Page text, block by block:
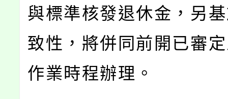
與標準核發退休金，另
致性，將併同前開已審
作業時程辦理。